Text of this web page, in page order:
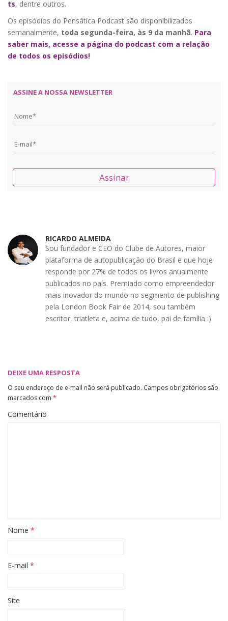
ts, dentre outros.
Os episódios do Pensática Podcast são disponibilizados
semanalmente, toda segunda-feira, às 9 da manhã. Para
saber mais, acesse a página do podcast com a relação
de todos os episódios!
ASSINE A NOSSA NEWSLETTER
Assinar
RICARDO ALMEIDA
Sou fundador e CEO do Clube de Autores, maior
plataforma de autopublicação do Brasil e que hoje
responde por 27% de todos os livros anualmente
publicados no país. Premiado como empreendedor
mais inovador do mundo no segmento de publishing
pela London Book Fair de 2014, sou também
escritor, triatleta e, acima de tudo, pai de família :)
DEIXE UMA RESPOSTA
O seu endereço de e-mail não será publicado. Campos obrigatórios são
marcados com *
Comentário
Nome *
E-mail *
Site